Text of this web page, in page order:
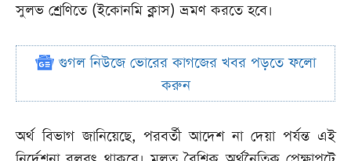
সুলভ শ্রেণিতে (ইকোনমি ক্লাস) ভ্রমণ করতে হবে।
গুগল নিউজে ভোরের কাগজের খবর পড়তে ফলো
করুন
অর্থ বিভাগ জানিয়েছে, পরবর্তী আদেশ না দেয়া পর্যন্ত এই